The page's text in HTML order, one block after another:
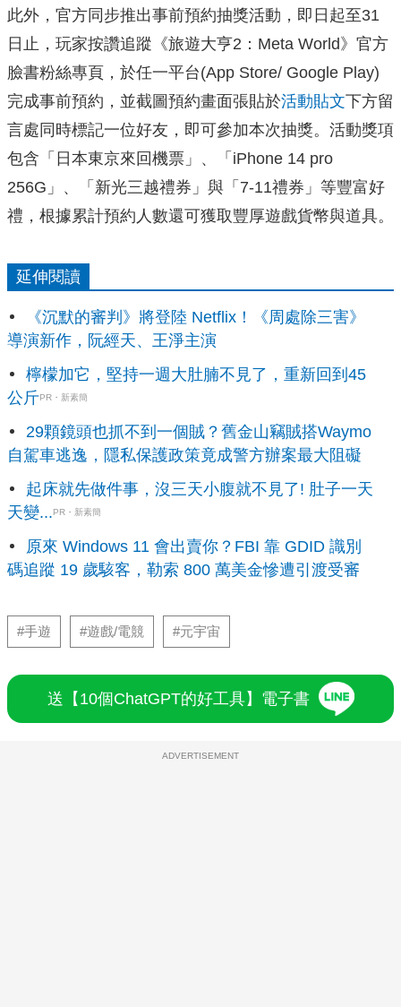
此外，官方同步推出事前預約抽獎活動，即日起至31
日止， 玩家按讚追蹤《旅遊大亨2：Meta World》官方
臉書粉絲專頁，於任一平台(App Store/ Google Play)
完成事前預約，並截圖預約畫面張貼於活動貼文下方留
言處同時標記一位好友， 即可參加本次抽獎。活動獎項
包含「日本東京來回機票」、「iPhone 14 pro
256G」、「新光三越禮券」與「7-11禮券」等豐富好
禮，根據累計預約人數還可獲取豐厚遊戲貨幣與道具。
延伸閱讀
《沉默的審判》將登陸 Netflix！《周處除三害》
導演新作，阮經天、王淨主演
檸檬加它，堅持一週大肚腩不見了，重新回到45
公斤PR・新素簡
29顆鏡頭也抓不到一個賊？舊金山竊賊搭Waymo
自駕車逃逸，隱私保護政策竟成警方辦案最大阻礙
起床就先做件事，沒三天小腹就不見了! 肚子一天
天變...PR・新素簡
原來 Windows 11 會出賣你？FBI 靠 GDID 識別
碼追蹤 19 歲駭客，勒索 800 萬美金慘遭引渡受審
#手遊 #遊戲/電競 #元宇宙
送【10個ChatGPT的好工具】電子書
ADVERTISEMENT